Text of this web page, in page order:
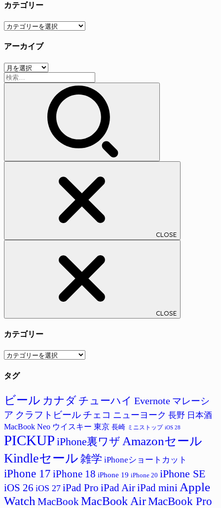
カテゴリー
カ
ゴ
ー
アーカイブ
ア
ー
検
索:
CLOSE
CLOSE
カテゴリー
カ
ゴ
ー
タグ
ビール カナダ チューハイ Evernote マレーシ
ア クラフトビール チェコ ニューヨーク 長野 日本酒
MacBook Neo ウイスキー 東京 長崎 ミニストップ iOS 28
PICKUP iPhone裏ワザ Amazonセール
Kindleセール 雑学 iPhoneショートカット
iPhone 17 iPhone 18 iPhone 19 iPhone 20 iPhone SE
iOS 26 iOS 27 iPad Pro iPad AiriPad mini Apple
Watch MacBook MacBook AirMacBook Pro